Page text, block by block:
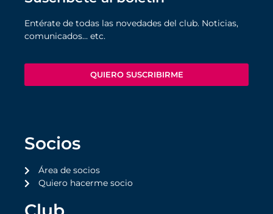
Entérate de todas las novedades del club. Noticias,
comunicados… etc.
QUIERO SUSCRIBIRME
Socios
Área de socios
Quiero hacerme socio